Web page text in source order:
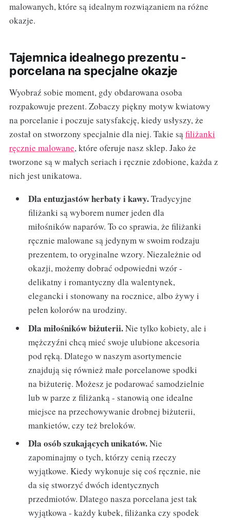
malowanych, które są idealnym rozwiązaniem na różne
okazje.
Tajemnica idealnego prezentu -
porcelana na specjalne okazje
Wyobraź sobie moment, gdy obdarowana osoba
rozpakowuje prezent. Zobaczy piękny motyw kwiatowy
na porcelanie i poczuje satysfakcję, kiedy usłyszy, że
został on stworzony specjalnie dla niej. Takie sąfiliżanki
ręcznie malowane, które oferuje nasz sklep. Jako że
tworzone są w małych seriach i ręcznie zdobione, każda z
nich jest unikatowa.
Dla entuzjastów herbaty i kawy.Tradycyjne
filiżanki są wyborem numer jeden dla
miłośników naparów. To co sprawia, że filiżanki
ręcznie malowane są jedynym w swoim rodzaju
prezentem, to oryginalne wzory. Niezależnie od
okazji, możemy dobrać odpowiedni wzór -
delikatny i romantyczny dla walentynek,
elegancki i stonowany na rocznice, albo żywy i
pełen kolorów na urodziny.
Dla miłośników biżuterii.Nie tylko kobiety, ale i
mężczyźni chcą mieć swoje ulubione akcesoria
pod ręką. Dlatego w naszym asortymencie
znajdują się również małe porcelanowe spodki
na biżuterię. Możesz je podarować samodzielnie
lub w parze z filiżanką - stanowią one idealne
miejsce na przechowywanie drobnej biżuterii,
mankietów, czy też breloków.
Dla osób szukających unikatów.Nie
zapominajmy o tych, którzy cenią rzeczy
wyjątkowe. Kiedy wykonuje się coś ręcznie, nie
da się stworzyć dwóch identycznych
przedmiotów. Dlatego nasza porcelana jest tak
wyjątkowa - każdy kubek, filiżanka czy spodek